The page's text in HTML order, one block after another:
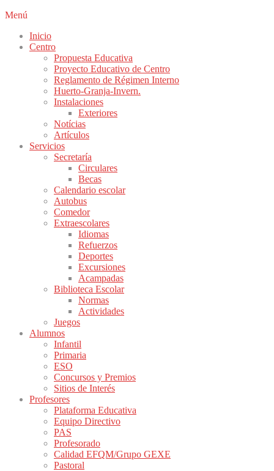
Menú
Inicio
Centro
Propuesta Educativa
Proyecto Educativo de Centro
Reglamento de Régimen Interno
Huerto-Granja-Invern.
Instalaciones
Exteriores
Notícias
Artículos
Servicios
Secretaría
Circulares
Becas
Calendario escolar
Autobus
Comedor
Extraescolares
Idiomas
Refuerzos
Deportes
Excursiones
Acampadas
Biblioteca Escolar
Normas
Actividades
Juegos
Alumnos
Infantil
Primaria
ESO
Concursos y Premios
Sitios de Interés
Profesores
Plataforma Educativa
Equipo Directivo
PAS
Profesorado
Calidad EFQM/Grupo GEXE
Pastoral